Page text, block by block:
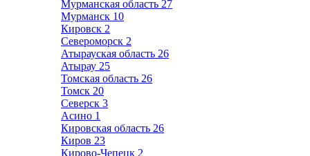
Мурманская область 27
Мурманск 10
Кировск 2
Североморск 2
Атырауская область 26
Атырау 25
Томская область 26
Томск 20
Северск 3
Асино 1
Кировская область 26
Киров 23
Кирово-Чепецк 2